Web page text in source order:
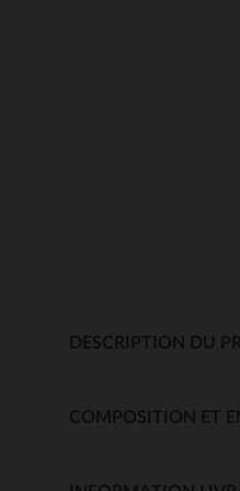
DESCRIPTION DU
COMPOSITION ET